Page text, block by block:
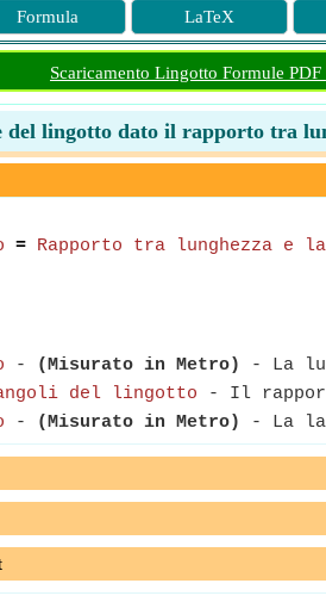
Formula LaTeX
Scaricamento Lingotto Formule PDF
lingotto dato il rapporto tra
= Rapporto tra lunghezza e
- (Misurato in Metro)
- La
del lingotto - Il
- (Misurato in Metro) - La